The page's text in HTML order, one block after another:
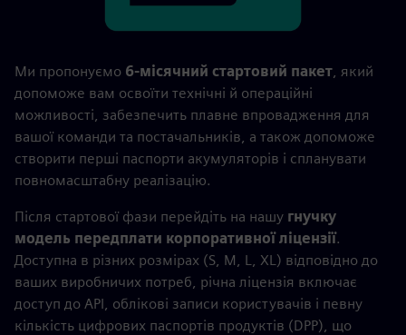
Ми пропонуємо 6-місячний стартовий пакет, який
допоможе вам освоїти технічні й операційні
можливості, забезпечить плавне впровадження для
вашої команди та постачальників, а також допоможе
створити перші паспорти акумуляторів і спланувати
повномасштабну реалізацію.
Після стартової фази перейдіть на нашу гнучку
модель передплати корпоративної ліцензії.
Доступна в різних розмірах (S, M, L, XL) відповідно до
ваших виробничих потреб, річна ліцензія включає
доступ до API, облікові записи користувачів і певну
кількість цифрових паспортів продуктів (DPP), що